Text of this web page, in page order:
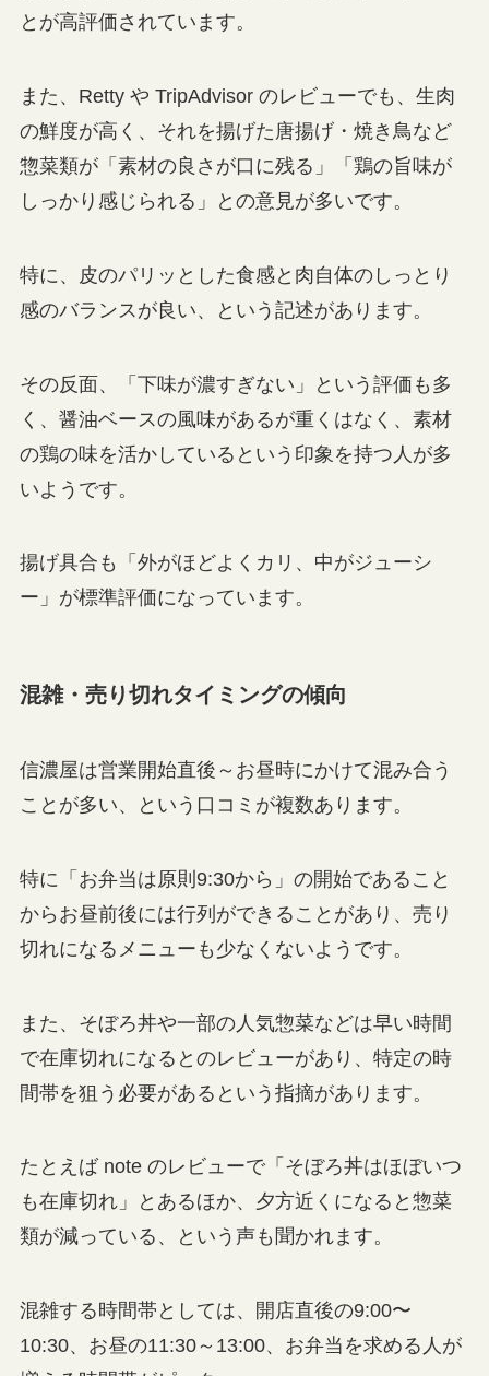
とが高評価されています。
また、Retty や TripAdvisor のレビューでも、生肉
の鮮度が高く、それを揚げた唐揚げ・焼き鳥など
惣菜類が「素材の良さが口に残る」「鶏の旨味が
しっかり感じられる」との意見が多いです。
特に、皮のパリッとした食感と肉自体のしっとり
感のバランスが良い、という記述があります。
その反面、「下味が濃すぎない」という評価も多
く、醤油ベースの風味があるが重くはなく、素材
の鶏の味を活かしているという印象を持つ人が多
いようです。
揚げ具合も「外がほどよくカリ、中がジューシ
ー」が標準評価になっています。
混雑・売り切れタイミングの傾向
信濃屋は営業開始直後～お昼時にかけて混み合う
ことが多い、という口コミが複数あります。
特に「お弁当は原則9:30から」の開始であること
からお昼前後には行列ができることがあり、売り
切れになるメニューも少なくないようです。
また、そぼろ丼や一部の人気惣菜などは早い時間
で在庫切れになるとのレビューがあり、特定の時
間帯を狙う必要があるという指摘があります。
たとえば note のレビューで「そぼろ丼はほぼいつ
も在庫切れ」とあるほか、夕方近くになると惣菜
類が減っている、という声も聞かれます。
混雑する時間帯としては、開店直後の9:00〜
10:30、お昼の11:30～13:00、お弁当を求める人が